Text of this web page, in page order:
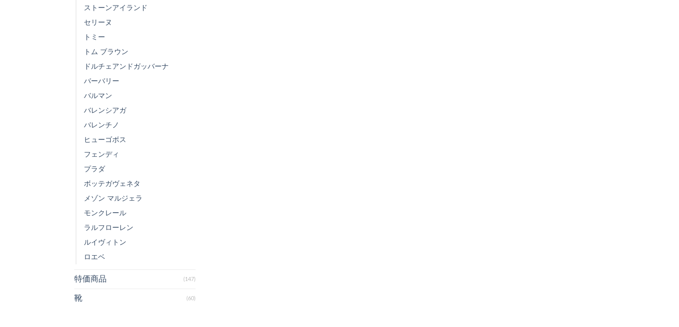
ストーンアイランド
セリーヌ
トミー
トム ブラウン
ドルチェアンドガッバーナ
バーバリー
バルマン
バレンシアガ
バレンチノ
ヒューゴボス
フェンディ
プラダ
ボッテガヴェネタ
メゾン マルジェラ
モンクレール
ラルフローレン
ルイヴィトン
ロエベ
特価商品 (147)
靴 (60)